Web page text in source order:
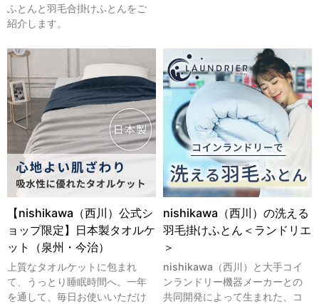
ふとんと羽毛合掛けふとんをご
紹介します。
【nishikawa（西川）公式シ
ョップ限定】日本製タオルケ
ット（泉州・今治）
上質なタオルケットに包まれ
て、うっとり睡眠時間へ。一年
を通して、毎日お使いいただけ
nishikawa（西川）の洗える
羽毛掛けふとん＜ランドリエ
＞
nishikawa（西川）と大手コイ
ンランドリー機器メーカーとの
共同開発によって生まれた、コ